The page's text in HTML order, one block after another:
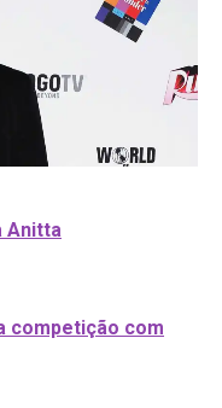
Anitta
competição com